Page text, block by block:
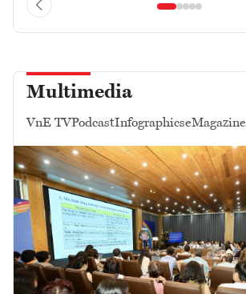
Multimedia
VnE TVPodcastInfographicseMagazine